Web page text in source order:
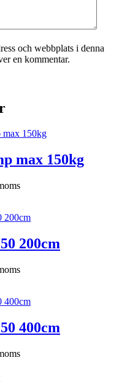
och webbplats i denna
en kommentar.
max 150kg
200cm
400cm